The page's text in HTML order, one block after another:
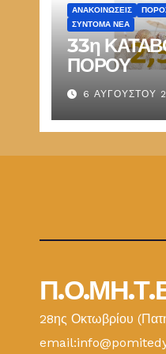
ΑΝΑΚΟΙΝΏΣΕΙΣ
ΣΎΝΤΟΜΑ ΝΈΑ
33η
ΠΟΡΟΥ
6 ΑΥΓΟΎΣΤΟΥ
28ης Οκτωβρίου